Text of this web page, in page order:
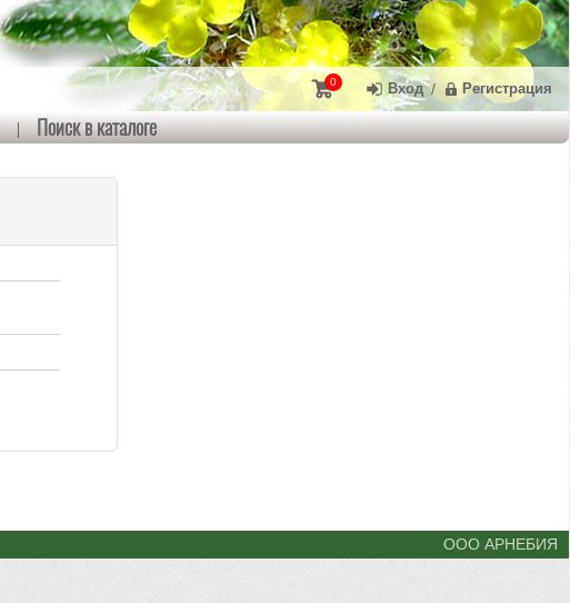
Поиск в каталоге
0 Вход / Регистрация
ООО АРНЕБИЯ